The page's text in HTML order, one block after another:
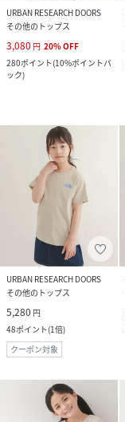
URBAN RESEARCH DOORS
その他のトップス
3,080 円 20%OFF
280ポイント(10%ポイントバ
ック)
URBAN RESEARCH DOORS
その他のトップス
5,280 円
48ポイント(1倍)
クーポン対象